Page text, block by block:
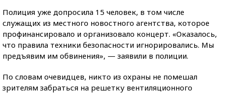
Полиция уже допросила 15 человек, в том числе
служащих из местного новостного агентства, которое
профинансировало и организовало концерт. «Оказалось,
что правила техники безопасности игнорировались. Мы
предъявим им обвинения», — заявили в полиции.
По словам очевидцев, никто из охраны не помешал
зрителям забраться на решетку вентиляционного